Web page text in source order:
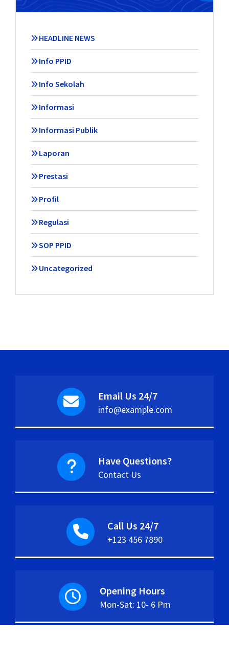
HEADLINE NEWS
Info PPID
Info Sekolah
Informasi
Informasi Publik
Laporan
Prestasi
Profil
Regulasi
SOP PPID
Uncategorized
Email Us 24/7
info@example.com
Have Questions?
Contact Us
Call Us 24/7
+123 456 7890
Opening Hours
Mon-Sat: 10- 6 Pm